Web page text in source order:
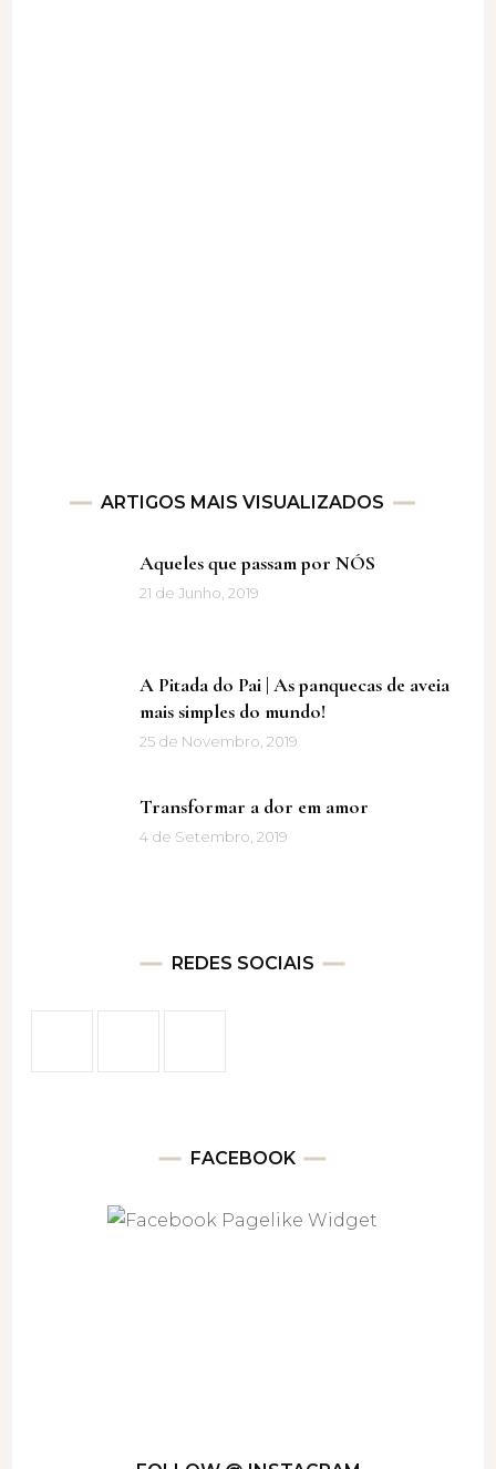
ARTIGOS MAIS VISUALIZADOS
Aqueles que passam por NÓS
21 de Junho, 2019
A Pitada do Pai | As panquecas de aveia
mais simples do mundo!
25 de Novembro, 2019
Transformar a dor em amor
4 de Setembro, 2019
REDES SOCIAIS
FACEBOOK